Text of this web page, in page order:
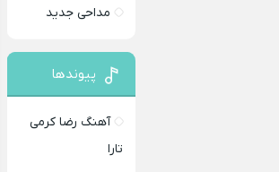
مداحی جدید
پیوندها
آهنگ رضا کرمی
تارا